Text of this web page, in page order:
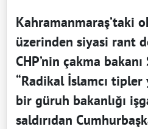
Kahramanmaraş’taki
üzerinden siyasi rant
CHP’nin çakma
“Radikal İslamcı
bir güruh bakanlığı
saldırıdan